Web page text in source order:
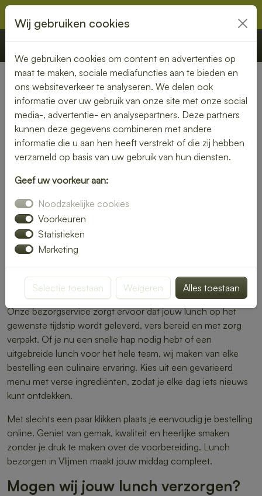
€ 0,00 Offerte Bestellen
Nederland»Noord-Brabant» Vlijmen
Lunch laten bezorgen in
Vlijmen – vers, snel en
smaakvol
maken? Laat je lunch bezorgen in Vlijmen en geniet van
verse, smaakvolle gerechten zonder gedoe. Of je nu op
kantoor bent, thuiswerkt of gewoon zin hebt in een
ontspannen middagpauze, een bezorgde lunch is altijd een
warme maaltijden – er is altijd iets dat perfect aansluit bij
jouw smaak.
Onze bezorgservice zorgt ervoor dat jouw lunch op het
gewenste tijdstip wordt geleverd, vers bereid en met zorg
verpakt. Of je nu een snelle hap nodig hebt of een
uitgebreide lunch voor het hele team, wij maken van elke
bestelling een culinaire ervaring. Kies uit een gevarieerd
menu met verse ingrediënten, zodat je elke dag iets nieuws
kunt ontdekken.
Met slechts een paar klikken plaats je eenvoudig je bestelling
online. Geniet van gemak, kwaliteit en heerlijke smaken
zonder je druk te maken over de voorbereiding. Lunch
bezorgen in Vlijmen maakt jouw middag compleet.
Mogen wij jouw lunch verzorgen?
Wij gebruiken cookies
We gebruiken cookies om content en advertenties op
maat te maken, sociale mediafuncties aan te bieden en
ons websiteverkeer te analyseren. We delen ook
informatie over uw gebruik van onze site met onze social
media-, advertentie- en analysepartners. Deze partners
kunnen deze gegevens combineren met andere
informatie die u aan hen heeft verstrekt of die zij hebben
verzameld op basis van uw gebruik van hun diensten.
Geef uw voorkeur aan:
Noodzakelijke cookies
Voorkeuren
Statistieken
Marketing
Selectie toestaan Weigeren Alles toestaan